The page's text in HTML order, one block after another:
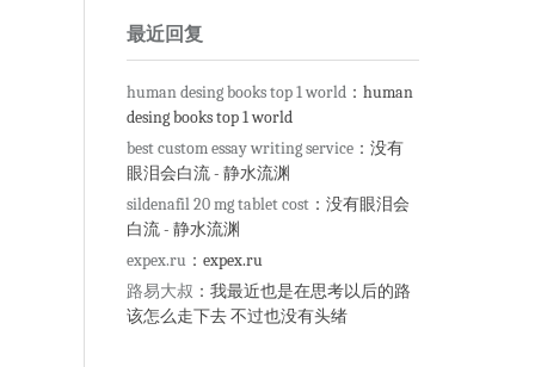
最近回复
human desing books top 1 world ：human
desing books top 1 world
best custom essay writing service ：没有
眼泪会白流 - 静水流渊
sildenafil 20 mg tablet cost ：没有眼泪会
白流 - 静水流渊
expex.ru ：expex.ru
路易大叔 ：我最近也是在思考以后的路
该怎么走下去 不过也没有头绪